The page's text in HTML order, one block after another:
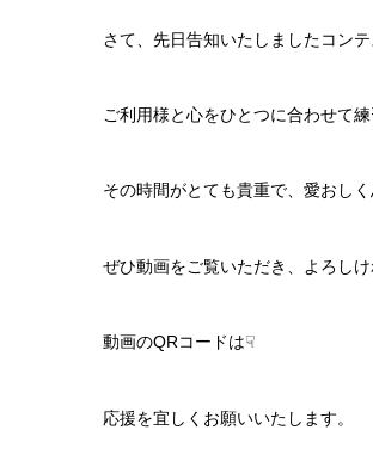
さて、先日告知いたしましたコン
ご利用様と心をひとつに合わせて
その時間がとても貴重で、愛おしく
ぜひ動画をご覧いただき、よろし
動画のQRコードは☟
応援を宜しくお願いいたします。